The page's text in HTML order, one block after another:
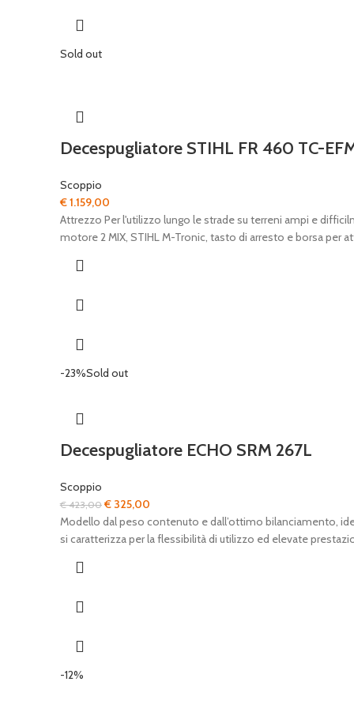
Sold out
Decespugliatore STIHL FR 460 TC-
Scoppio
€1.159,00
Attrezzo Per l'utilizzo lungo le strade su terreni ampi e
motore 2 MIX, STIHL M-Tronic, tasto di arresto e borsa
-23%Sold out
Decespugliatore ECHO SRM 267L
Scoppio
€423,00Il
prezzo
originale
€ 325,00
prezzo
attuale
Modello dal peso contenuto e dall’ottimo bilanciamento,
si caratterizza per la flessibilità di utilizzo ed elevate
-12%